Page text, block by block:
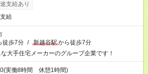
支給あり
給
徒歩7分 / 新越谷駅から徒歩7分
大手住宅メーカーのグループ企業です！
実働8時間 休憩1時間)